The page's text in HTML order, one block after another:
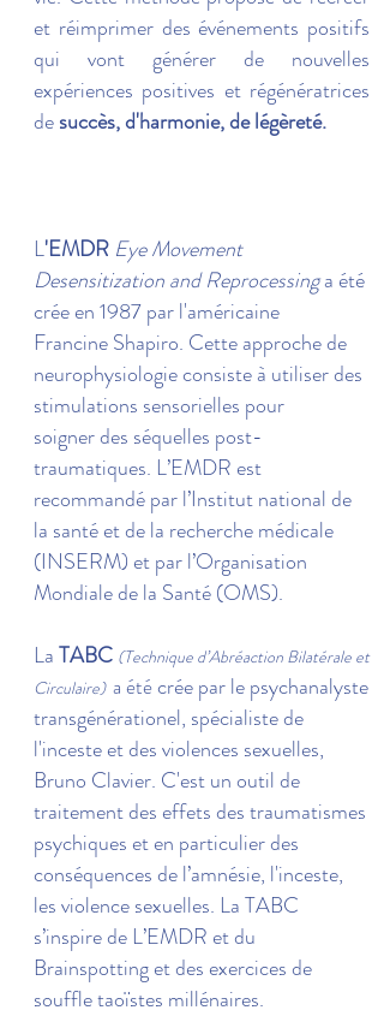
et réimprimer des événements positifs
qui vont générer de nouvelles
expériences positives et régénératrices
desuccès, d'harmonie, de légèreté.
L'EMDR Eye Movement
Desensitization and Reprocessinga été
crée en 1987 par l'américaine
Francine Shapiro. Cette approche de
neurophysiologie consiste à utiliser des
stimulations sensorielles pour
soigner des séquelles post-
traumatiques. L’EMDR est
recommandé par l’Institut national de
la santé et de la recherche médicale
(INSERM) et par l’Organisation
Mondiale de la Santé (OMS).
LaTABC (Technique d’Abréaction Bilatérale et
Circulaire) a étécrée par le psychanalyste
transgénérationel, spécialiste de
l'inceste et des violences sexuelles,
Bruno Clavier. C'est un outil de
traitement des effets des traumatismes
psychiques et en particulier des
conséquences de l’amnésie, l'inceste,
les violence sexuelles. La TABC
s’inspire de L’EMDR et du
Brainspotting et des exercices de
souffle taoïstes millénaires.